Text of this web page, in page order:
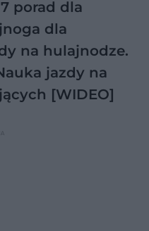
porad dla
dla
na hulajnodze.
jazdy na
[WIDEO]